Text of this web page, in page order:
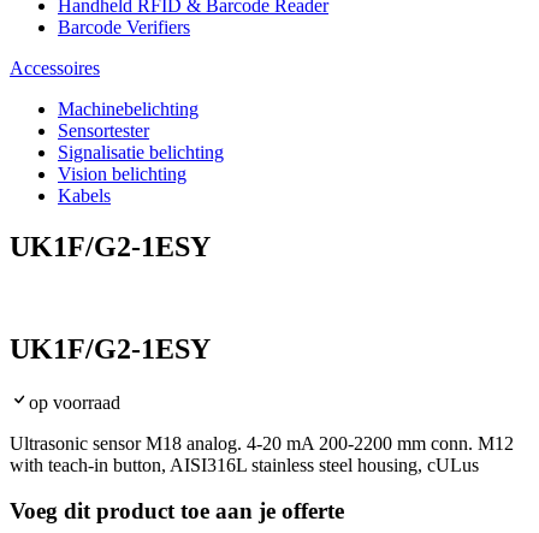
Handheld RFID & Barcode Reader
Barcode Verifiers
Accessoires
Machinebelichting
Sensortester
Signalisatie belichting
Vision belichting
Kabels
UK1F/G2-1ESY
UK1F/G2-1ESY
op voorraad
Ultrasonic sensor M18 analog. 4-20 mA 200-2200 mm conn. M12
with teach-in button, AISI316L stainless steel housing, cULus
Voeg dit product toe aan je offerte